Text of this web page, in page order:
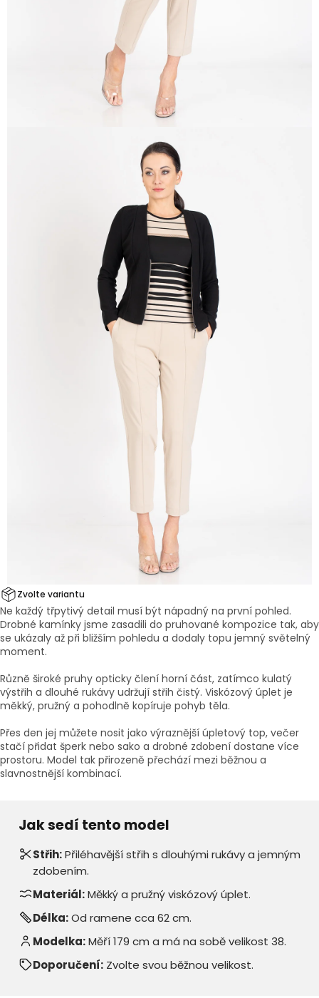
Zvolte variantu
Ne každý třpytivý detail musí být nápadný na první pohled.
Drobné kamínky jsme zasadili do pruhované kompozice tak, aby
se ukázaly až při bližším pohledu a dodaly topu jemný světelný
moment.
Různě široké pruhy opticky člení horní část, zatímco kulatý
výstřih a dlouhé rukávy udržují střih čistý. Viskózový úplet je
měkký, pružný a pohodlně kopíruje pohyb těla.
Přes den jej můžete nosit jako výraznější úpletový top, večer
stačí přidat šperk nebo sako a drobné zdobení dostane více
prostoru. Model tak přirozeně přechází mezi běžnou a
slavnostnější kombinací.
Jak sedí tento model
Střih:Přiléhavější střih s dlouhými rukávy a jemným
zdobením.
Materiál:Měkký a pružný viskózový úplet.
Délka:Od ramene cca 62 cm.
Modelka:Měří 179 cm a má na sobě velikost 38.
Doporučení: Zvolte svou běžnou velikost.